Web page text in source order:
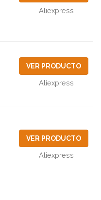
Aliexpress
VER PRODUCTO
Aliexpress
VER PRODUCTO
Aliexpress